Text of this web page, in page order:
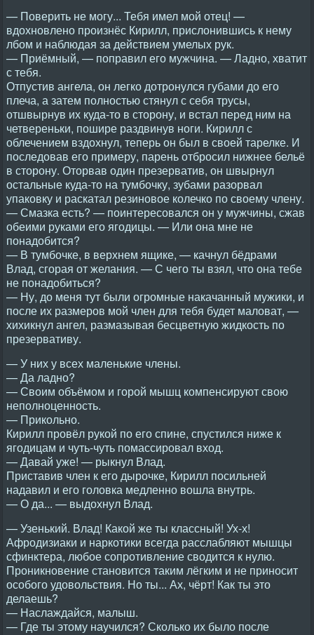
— Поверить не могу... Тебя имел мой отец! —
вдохновлено произнёс Кирилл, прислонившись к нему
лбом и наблюдая за действием умелых рук.
— Приёмный, — поправил его мужчина. — Ладно, хватит
с тебя.
Отпустив ангела, он легко дотронулся губами до его
плеча, а затем полностью стянул с себя трусы,
отшвырнув их куда-то в сторону, и встал перед ним на
четвереньки, пошире раздвинув ноги. Кирилл с
облечением вздохнул, теперь он был в своей тарелке. И
последовав его примеру, парень отбросил нижнее бельё
в сторону. Оторвав один презерватив, он швырнул
остальные куда-то на тумбочку, зубами разорвал
упаковку и раскатал резиновое колечко по своему члену.
— Смазка есть? — поинтересовался он у мужчины, сжав
обеими руками его ягодицы. — Или она мне не
понадобится?
— В тумбочке, в верхнем ящике, — качнул бёдрами
Влад, сгорая от желания. — С чего ты взял, что она тебе
не понадобиться?
— Ну, до меня тут были огромные накачанный мужики, и
после их размеров мой член для тебя будет маловат, —
хихикнул ангел, размазывая бесцветную жидкость по
презервативу.
— У них у всех маленькие члены.
— Да ладно?
— Своим объёмом и горой мышц компенсируют свою
неполноценность.
— Прикольно.
Кирилл провёл рукой по его спине, спустился ниже к
ягодицам и чуть-чуть помассировал вход.
— Давай уже! — рыкнул Влад.
Приставив член к его дырочке, Кирилл посильней
надавил и его головка медленно вошла внутрь.
— О да... — выдохнул Влад.
— Узенький. Влад! Какой же ты классный! Ух-х!
Афродизиаки и наркотики всегда расслабляют мышцы
сфинктера, любое сопротивление сводится к нулю.
Проникновение становится таким лёгким и не приносит
особого удовольствия. Но ты... Ах, чёрт! Как ты это
делаешь?
— Наслаждайся, малыш.
— Где ты этому научился? Сколько их было после